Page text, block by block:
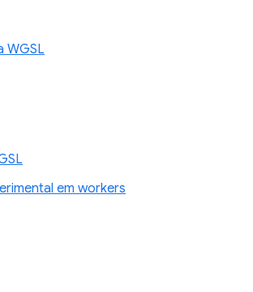
WGSL
em workers